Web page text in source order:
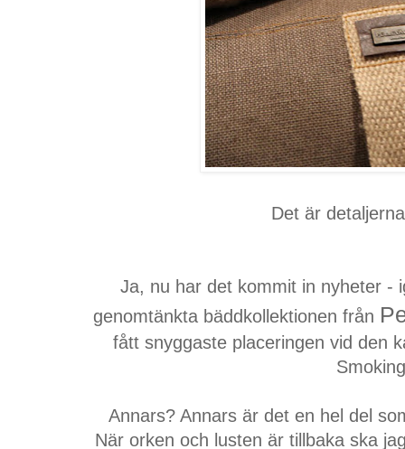
Det är
Ja, nu har det kommit in nyheter -
genomtänkta bäddkollektionen från
fått snyggaste placeringen vid den
Annars? Annars är det en hel del
När orken och lusten är tillbaka ska